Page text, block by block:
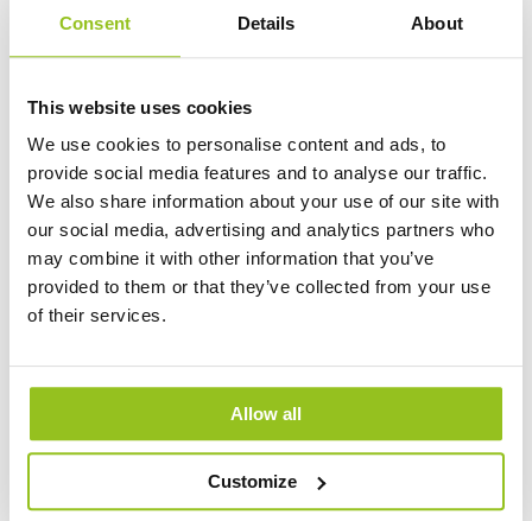
Consent Details About
This website uses cookies
We use cookies to personalise content and ads, to
provide social media features and to analyse our traffic.
We also share information about your use of our site with
our social media, advertising and analytics partners who
may combine it with other information that you’ve
provided to them or that they’ve collected from your use
of their services.
Allow all
Customize
Moderne Stromschienenleuchten unterstützen
häufig mit smarten Steuerungssystemen wie
DALI oder Casambi kombiniert werden.